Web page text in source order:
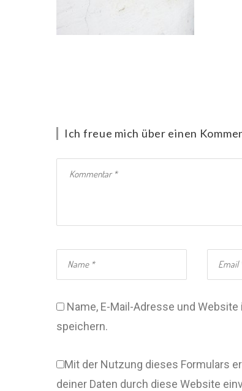
Ich freue mich über einen
Name, E-Mail-Adresse und
speichern.
Mit der Nutzung dieses Formulars
deiner Daten durch diese Website